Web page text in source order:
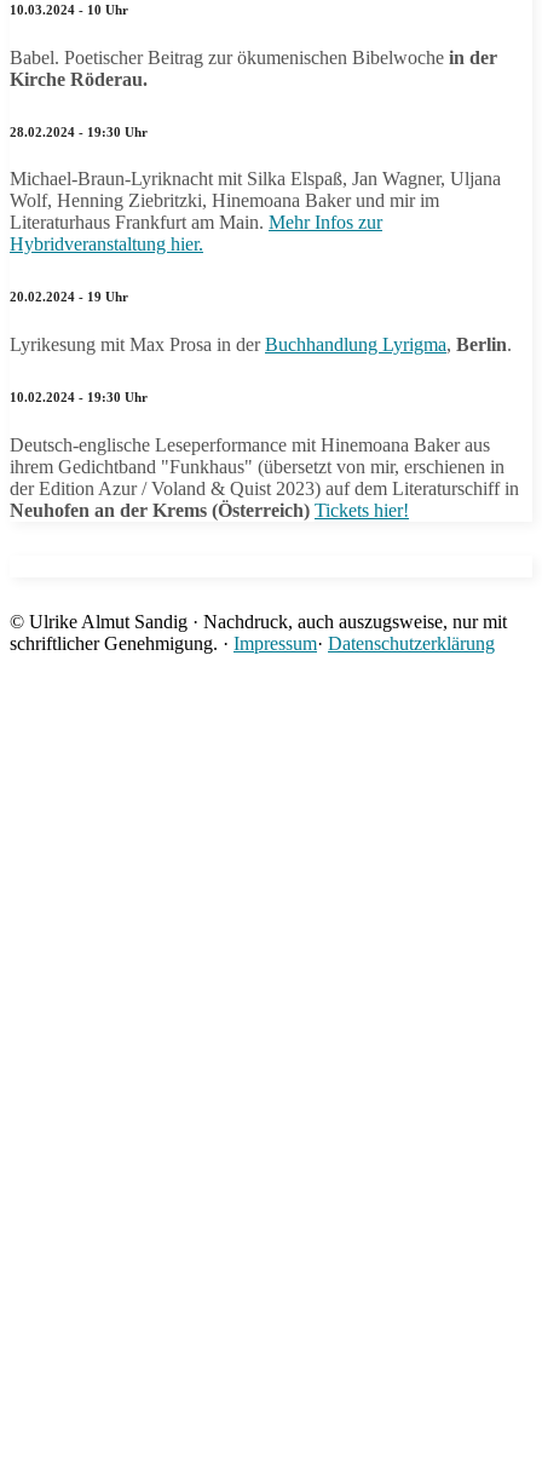
10.03.2024 - 10 Uhr
Babel. Poetischer Beitrag zur ökumenischen Bibelwoche in der
Kirche Röderau.
28.02.2024 - 19:30 Uhr
Michael-Braun-Lyriknacht mit Silka Elspaß, Jan Wagner, Uljana
Wolf, Henning Ziebritzki, Hinemoana Baker und mir im
Literaturhaus Frankfurt am Main. Mehr Infos zur
Hybridveranstaltung hier.
20.02.2024 - 19 Uhr
Lyrikesung mit Max Prosa in derBuchhandlung Lyrigma, Berlin.
10.02.2024 - 19:30 Uhr
Deutsch-englische Leseperformance mit Hinemoana Baker aus
ihrem Gedichtband "Funkhaus" (übersetzt von mir, erschienen in
der Edition Azur / Voland & Quist 2023) auf dem Literaturschiff in
Neuhofen an der Krems (Österreich) Tickets hier!
© Ulrike Almut Sandig · Nachdruck, auch auszugsweise, nur mit
schriftlicher Genehmigung. · Impressum· Datenschutzerklärung